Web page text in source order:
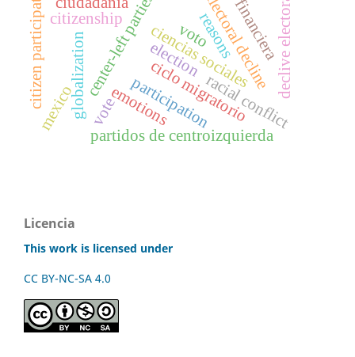
ciencias sociales
participation
center-left parties electoral decline
partidos de centroizquierda
declive electoral
racial conflict
globalization ciclo migratorio
citizenship
election
votoreasons
emotions
vote
mexico
citizen participation
Licencia
This work is licensed under
CC BY-NC-SA 4.0